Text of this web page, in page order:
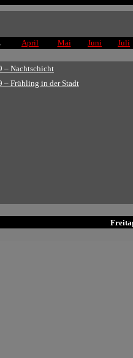
April Mai Juni Juli
– Nachtschicht
– Frühling in der Stadt